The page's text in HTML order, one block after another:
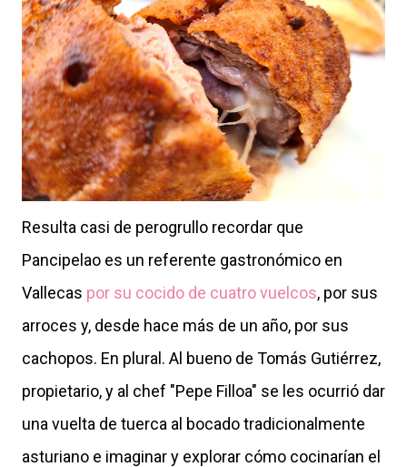
Resulta casi de perogrullo recordar que
Pancipelao es un referente gastronómico en
Vallecas por su cocido de cuatro vuelcos, por sus
arroces y, desde hace más de un año, por sus
cachopos. En plural. Al bueno de Tomás Gutiérrez,
propietario, y al chef "Pepe Filloa" se les ocurrió dar
una vuelta de tuerca al bocado tradicionalmente
asturiano e imaginar y explorar cómo cocinarían el